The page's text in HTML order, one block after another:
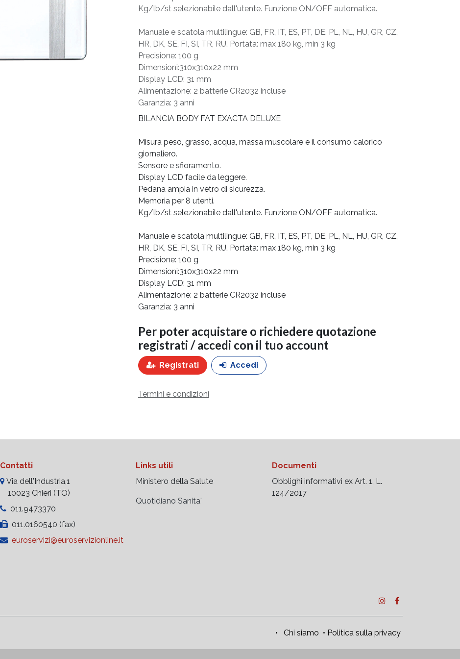
Kg/lb/st selezionabile dall'utente. Funzione ON/OFF automatica.
Manuale e scatola multilingue: GB, FR, IT, ES, PT, DE, PL, NL, HU, GR, CZ,
HR, DK, SE, FI, SI, TR, RU. Portata: max 180 kg, min 3 kg
Precisione: 100 g
Dimensioni:310x310x22 mm
Display LCD: 31 mm
Alimentazione: 2 batterie CR2032 incluse
Garanzia: 3 anni
BILANCIA BODY FAT EXACTA DELUXE
Misura peso, grasso, acqua, massa muscolare e il consumo calorico
giornaliero.
Sensore e sfioramento.
Display LCD facile da leggere.
Pedana ampia in vetro di sicurezza.
Memoria per 8 utenti.
Kg/lb/st selezionabile dall'utente. Funzione ON/OFF automatica.
Manuale e scatola multilingue: GB, FR, IT, ES, PT, DE, PL, NL, HU, GR, CZ,
HR, DK, SE, FI, SI, TR, RU. Portata: max 180 kg, min 3 kg
Precisione: 100 g
Dimensioni:310x310x22 mm
Display LCD: 31 mm
Alimentazione: 2 batterie CR2032 incluse
Garanzia: 3 anni
Per poter acquistare o richiedere quotazione
registrati / accedi con il tuo account
Registrati Accedi
Termini e condizioni
Contatti
Via dell'Industria,1
10023 Chieri (TO)
011.9473370
011.0160540 (fax)
euroservizi@euroservizionline.it
Links utili
Ministero della Salute
Quotidiano Sanita'
Documenti
Obblighi informativi ex Art. 1, L.
124/2017
• Chi siamo • Politica sulla privacy